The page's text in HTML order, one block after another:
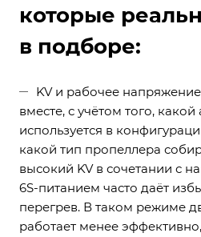
которые
в подборе:
KV и рабочее
вместе, с учётом того,
используется в
какой тип пропеллера
высокий KV в сочетании с
6S-питанием часто даёт
перегрев. В таком режиме
работает менее